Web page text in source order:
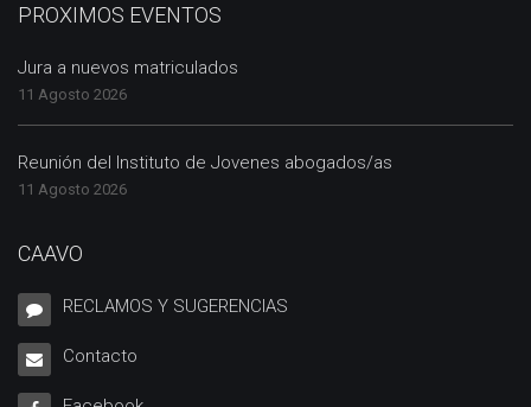
PROXIMOS EVENTOS
Jura a nuevos matriculados
11 Agosto 2026
Reunión del Instituto de Jovenes abogados/as
11 Agosto 2026
CAAVO
RECLAMOS Y SUGERENCIAS
Contacto